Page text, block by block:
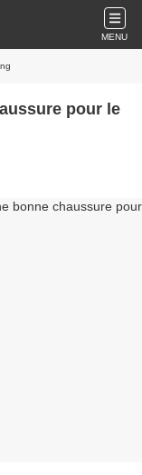
MENU
pour le